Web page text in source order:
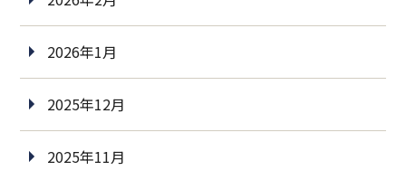
2026年1月
2025年12月
2025年11月